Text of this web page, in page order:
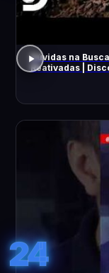
Dúvidas na
Reativadas |
24